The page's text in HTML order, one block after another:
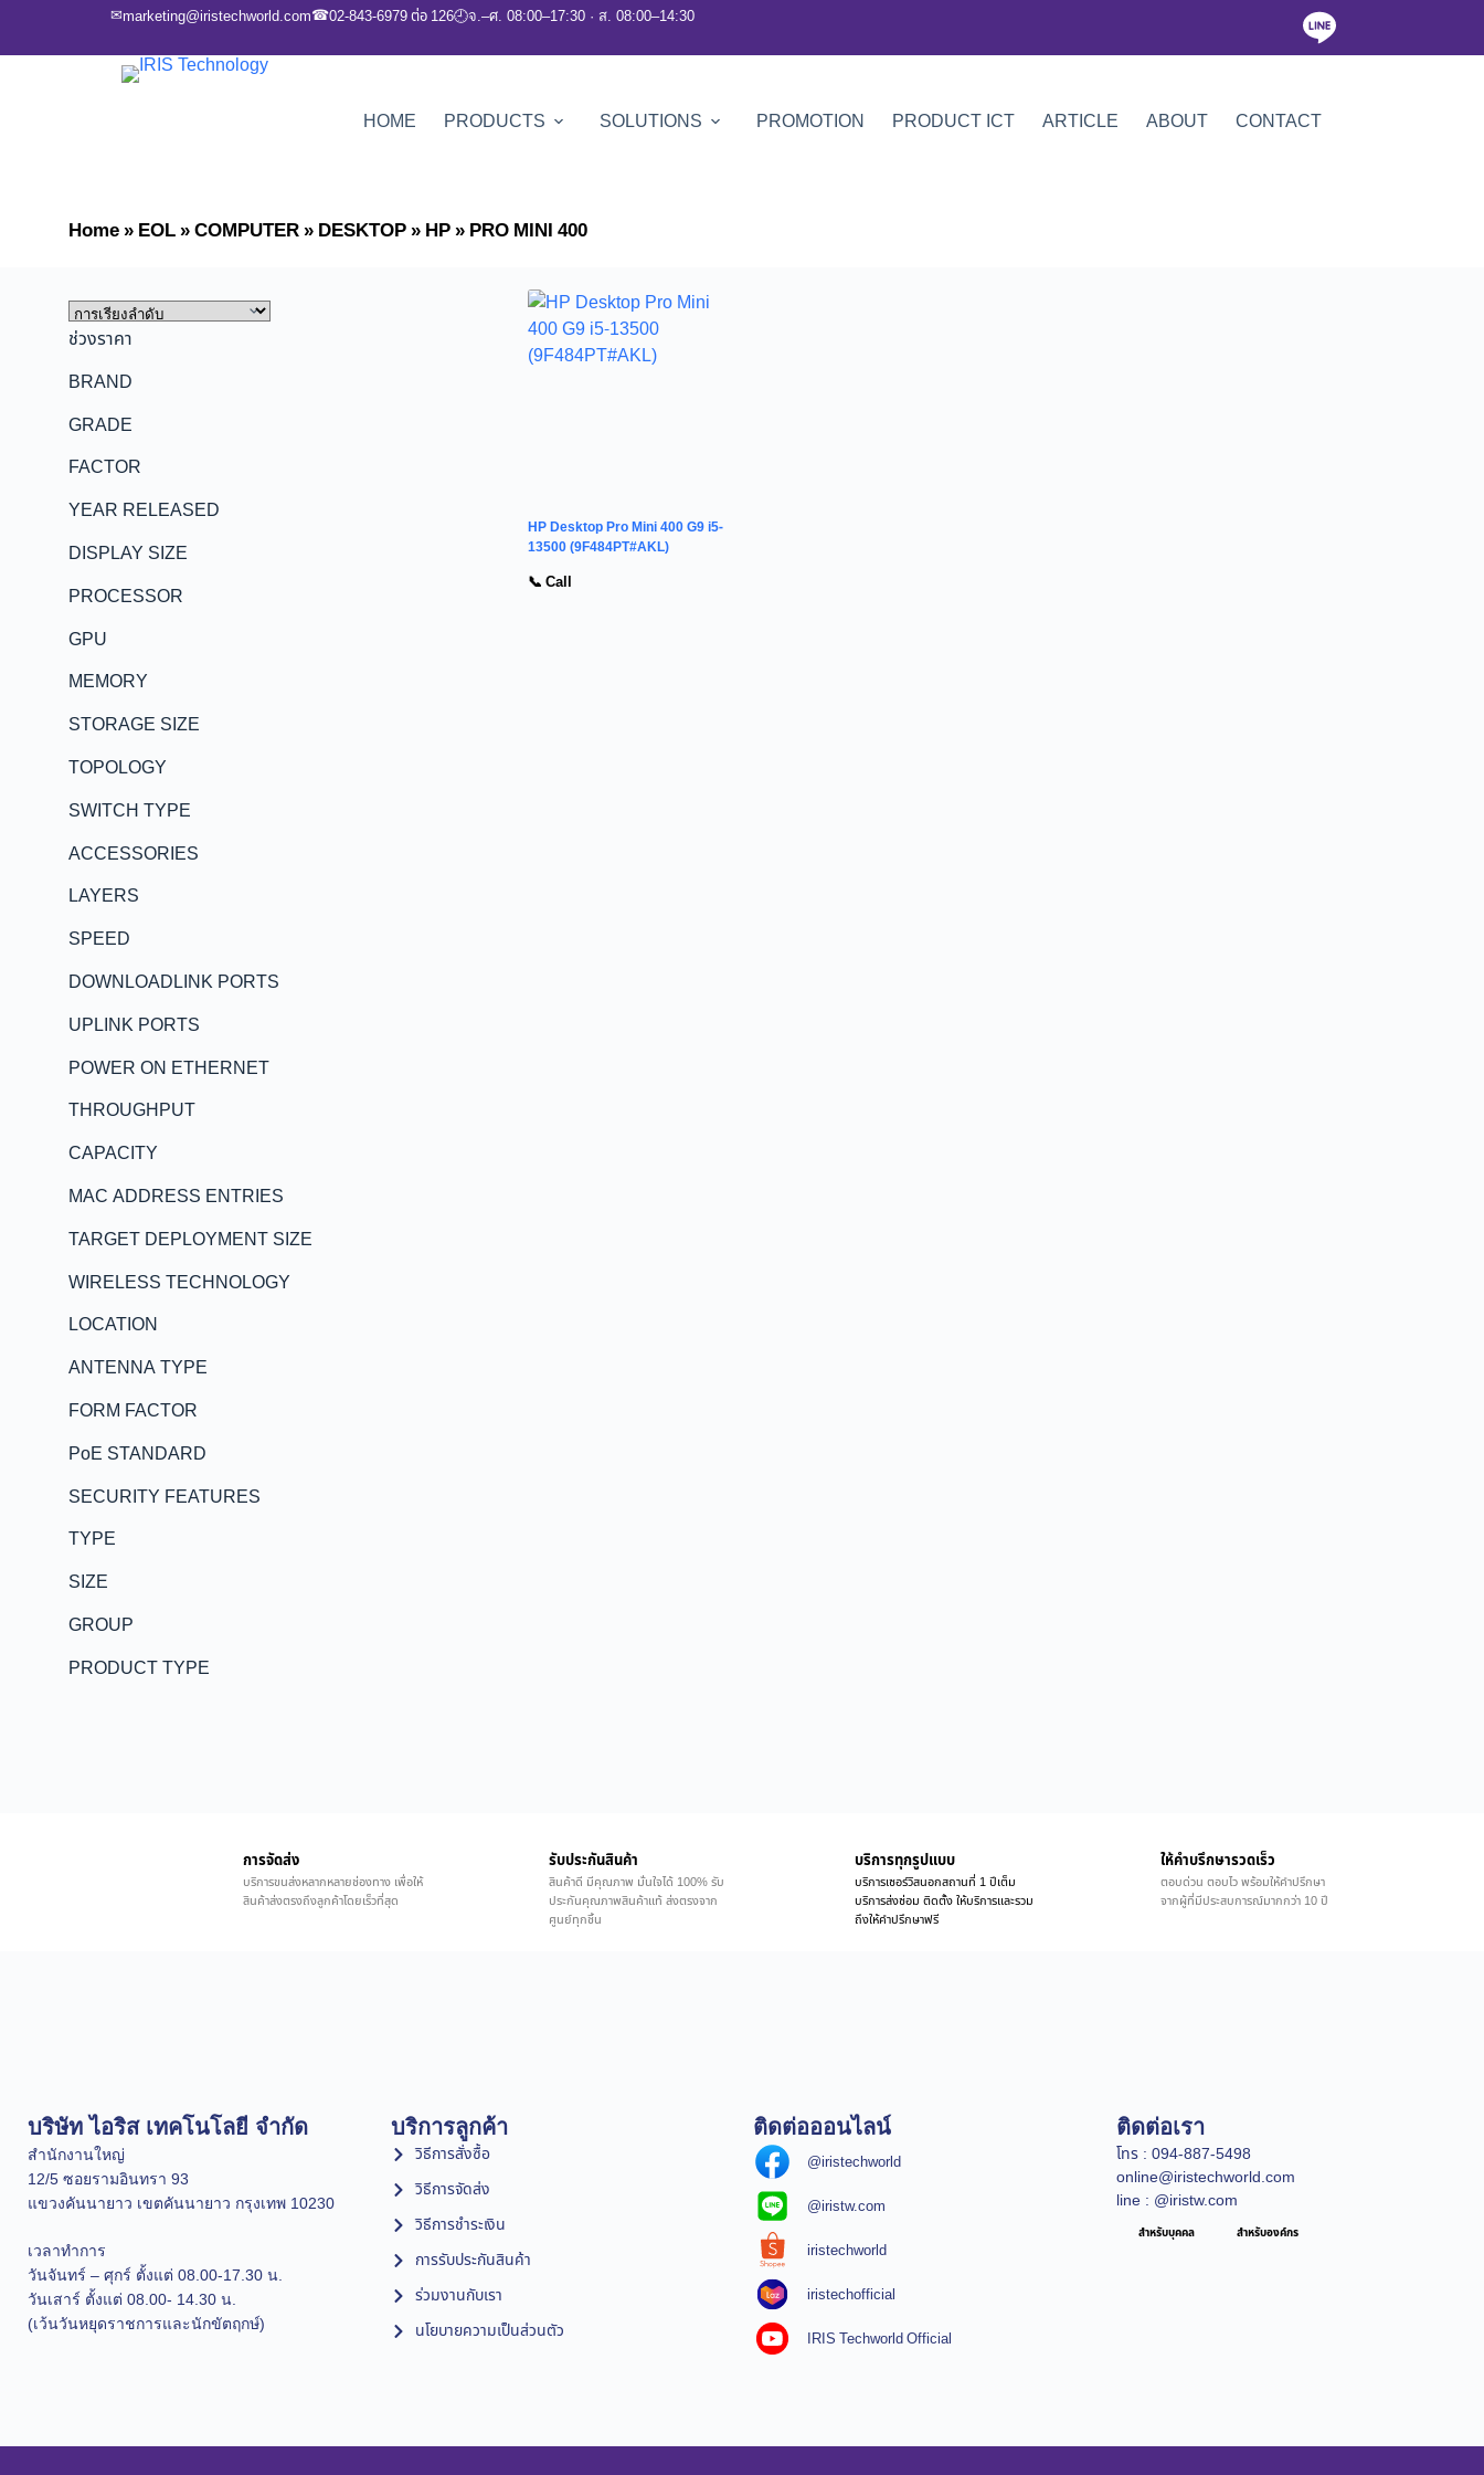
✉marketing@iristechworld.com☎02-843-6979 ต่อ 126🕘จ.–ศ. 08:00–17:30 · ส. 08:00–14:30
HOME PRODUCTS SOLUTIONS PROMOTION PRODUCT ICT ARTICLE ABOUT CONTACT
Home»EOL»COMPUTER»DESKTOP»HP»PRO MINI 400
ช่วงราคา
BRAND
GRADE
FACTOR
YEAR RELEASED
DISPLAY SIZE
PROCESSOR
GPU
MEMORY
STORAGE SIZE
TOPOLOGY
SWITCH TYPE
ACCESSORIES
LAYERS
SPEED
DOWNLOADLINK PORTS
UPLINK PORTS
POWER ON ETHERNET
THROUGHPUT
CAPACITY
MAC ADDRESS ENTRIES
TARGET DEPLOYMENT SIZE
WIRELESS TECHNOLOGY
LOCATION
ANTENNA TYPE
FORM FACTOR
PoE STANDARD
SECURITY FEATURES
TYPE
SIZE
GROUP
PRODUCT TYPE
HP Desktop Pro Mini 400 G9 i5-
13500 (9F484PT#AKL)
📞 Call
การจัดส่ง
บริการขนส่งหลากหลายช่องทาง เพื่อให้
สินค้าส่งตรงถึงลูกค้าโดยเร็วที่สุด
รับประกันสินค้า
สินค้าดี มีคุณภาพ มั่นใจได้ 100% รับ
ประกันคุณภาพสินค้าแท้ ส่งตรงจาก
ศูนย์ทุกชิ้น
บริการทุกรูปแบบ
บริการเซอร์วิสนอกสถานที่ 1 ปีเต็ม
บริการส่งซ่อม ติดตั้ง ให้บริการและรวม
ถึงให้คำปรึกษาฟรี
ให้คำบรึกษารวดเร็ว
ตอบด่วน ตอบไว พร้อมให้คำปรึกษา
จากผู้ที่มีประสบการณ์มากกว่า 10 ปี
บริษัท ไอริส เทคโนโลยี จำกัด
สำนักงานใหญ่
12/5 ซอยรามอินทรา 93
แขวงคันนายาว เขตคันนายาว กรุงเทพ 10230
เวลาทำการ
วันจันทร์ – ศุกร์ ตั้งแต่ 08.00-17.30 น.
วันเสาร์ ตั้งแต่ 08.00- 14.30 น.
(เว้นวันหยุดราชการและนักขัตฤกษ์)
บริการลูกค้า
วิธีการสั่งซื้อ
วิธีการจัดส่ง
วิธีการชำระเงิน
การรับประกันสินค้า
ร่วมงานกับเรา
นโยบายความเป็นส่วนตัว
ติดต่อออนไลน์
@iristechworld
@iristw.com
iristechworld
iristechofficial
IRIS Techworld Official
ติดต่อเรา
โทร : 094-887-5498
online@iristechworld.com
line : @iristw.com
สำหรับบุคคล สำหรับองค์กร